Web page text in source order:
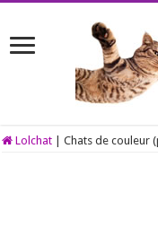
Lolchat Chats de couleur